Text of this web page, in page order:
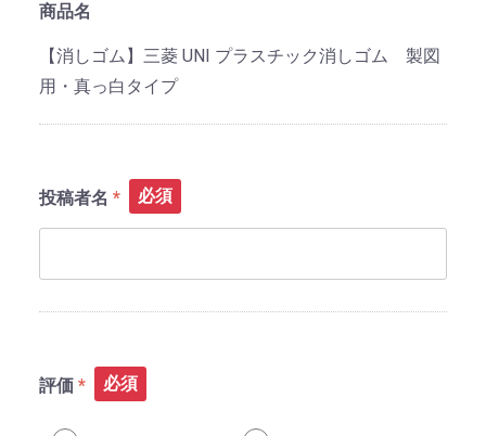
商品名
【消しゴム】三菱 UNI プラスチック消しゴム 製図
用・真っ白タイプ
投稿者名 必須
評価 必須